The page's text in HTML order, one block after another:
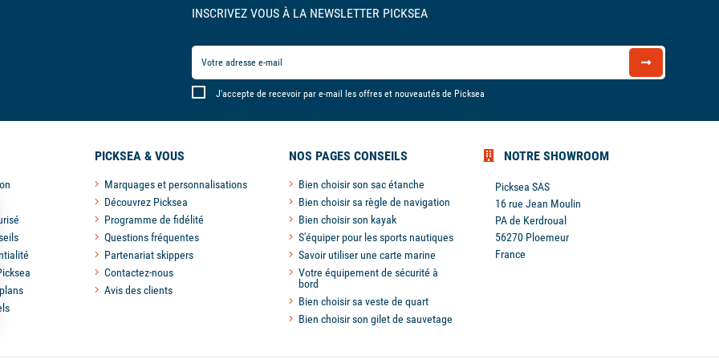
INSCRIVEZ VOUS À LA NEWSLETTER PICKSEA
J'accepte de recevoir par e-mail les offres et nouveautés de Picksea
PICKSEA & VOUS
Marquages et personnalisations
Découvrez Picksea
Programme de fidélité
Questions fréquentes
Partenariat skippers
Contactez-nous
Avis des clients
NOS PAGES CONSEILS
Bien choisir son sac étanche
Bien choisir sa règle de navigation
Bien choisir son kayak
S'équiper pour les sports nautiques
Savoir utiliser une carte marine
Votre équipement de sécurité à
bord
Bien choisir sa veste de quart
Bien choisir son gilet de sauvetage
NOTRE SHOWROOM
Picksea SAS
16 rue Jean Moulin
PA de Kerdroual
56270 Ploemeur
France